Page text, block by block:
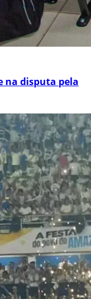
na disputa pela